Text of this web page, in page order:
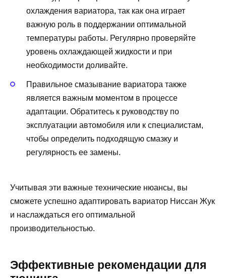
охлаждения вариатора, так как она играет
важную роль в поддержании оптимальной
температуры работы. Регулярно проверяйте
уровень охлаждающей жидкости и при
необходимости доливайте.
Правильное смазывание вариатора также
является важным моментом в процессе
адаптации. Обратитесь к руководству по
эксплуатации автомобиля или к специалистам,
чтобы определить подходящую смазку и
регулярность ее замены.
Учитывая эти важные технические нюансы, вы
сможете успешно адаптировать вариатор Ниссан Жук
и наслаждаться его оптимальной
производительностью.
Эффективные рекомендации для